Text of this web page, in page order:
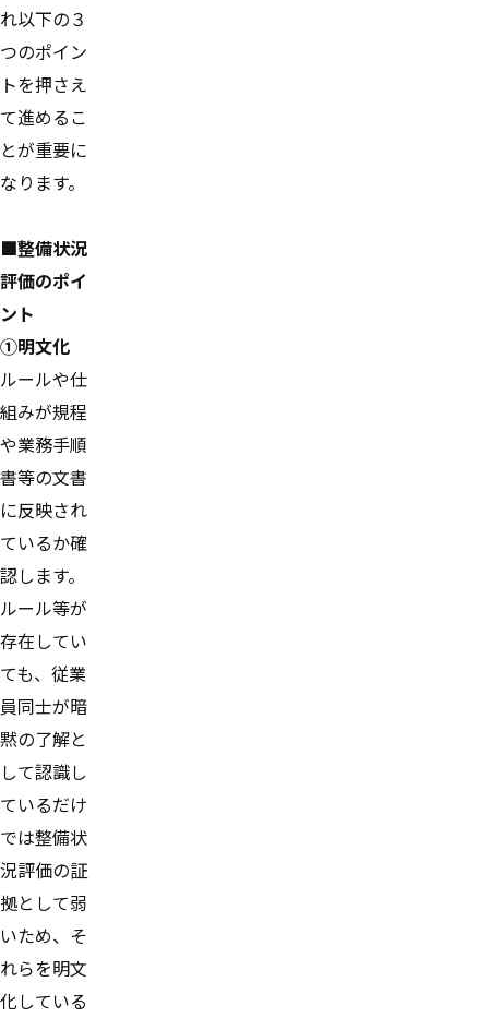
れ以下の３
つのポイン
トを押さえ
て進めるこ
とが重要に
なります。
■整備状況
評価のポイ
ント
①明文化
ルールや仕
組みが規程
や業務手順
書等の文書
に反映され
ているか確
認します。
ルール等が
存在してい
ても、従業
員同士が暗
黙の了解と
して認識し
ているだけ
では整備状
況評価の証
拠として弱
いため、そ
れらを明文
化している